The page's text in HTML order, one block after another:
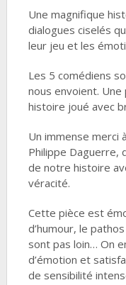
Une magnifique
dialogues ciselés
leur jeu et les
Les 5 comédiens
nous envoient.
histoire joué avec
Un immense merci
Philippe Daguerre,
de notre histoire
véracité.
Cette pièce est
d’humour, le
sont pas loin… On
d’émotion et
de sensibilité